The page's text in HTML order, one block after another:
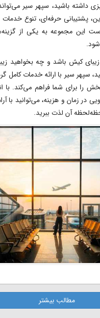
داشته باشید، سپهر سیر
پشتیبانی حرفه‌ای، تنوع
این مجموعه به یکی از
شود.
کیش باشد و چه بخواهید
سپهر سیر با ارائه خدمات کامل
را برای شما فراهم می‌کند. با
در زمان و هزینه، می‌توانید با
آن لذت ببرید.
مطالب بیشتر